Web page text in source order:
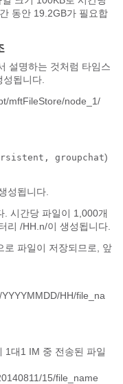
동안 19.2GB가 필요합
설명하는 것처럼 타임스
됩니다.
mftFileStore/node_1/
groupchat)
성됩니다.
. 시간당 파일이 1,000개
리 /HH.n/이 생성됩니다.
로 파일이 저장되므로, 앞
HH/file_na
1대1 IM 중 전송된 파일
15/file_name